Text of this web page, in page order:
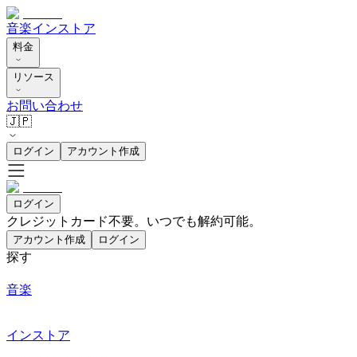
音楽インストア
料金
リソース
お問い合わせ
🇯🇵
ログイン アカウント作成
ログイン
クレジットカード不要。いつでも解約可能。
アカウント作成 ログイン
探す
音楽
インストア